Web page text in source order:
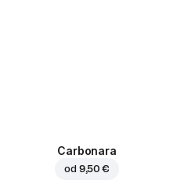
Carbonara
od 9,50 €